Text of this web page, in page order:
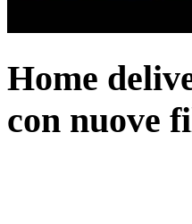
Home
con nuove